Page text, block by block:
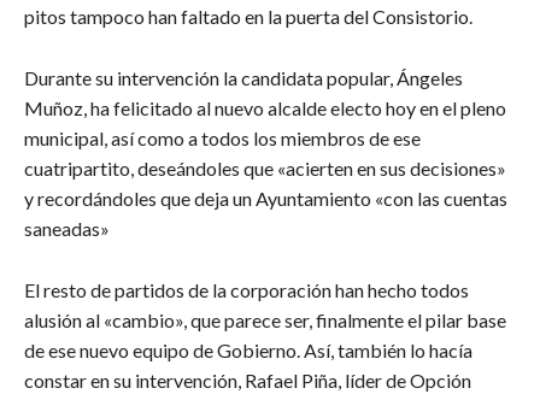
pitos tampoco han faltado en la puerta del Consistorio.
Durante su intervención la candidata popular, Ángeles
Muñoz, ha felicitado al nuevo alcalde electo hoy en el pleno
municipal, así como a todos los miembros de ese
cuatripartito, deseándoles que «acierten en sus decisiones»
y recordándoles que deja un Ayuntamiento «con las cuentas
saneadas»
El resto de partidos de la corporación han hecho todos
alusión al «cambio», que parece ser, finalmente el pilar base
de ese nuevo equipo de Gobierno. Así, también lo hacía
constar en su intervención, Rafael Piña, líder de Opción